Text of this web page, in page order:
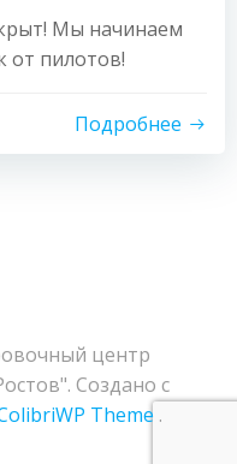
Мы начинаем
от пилотов!
Подробнее
центр
Создано с
Theme .